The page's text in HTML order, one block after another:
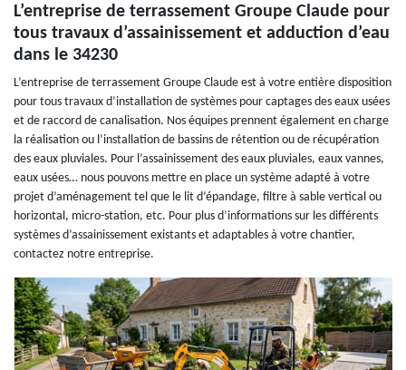
L’entreprise de terrassement Groupe Claude pour
tous travaux d’assainissement et adduction d’eau
dans le 34230
L’entreprise de terrassement Groupe Claude est à votre entière disposition
pour tous travaux d’installation de systèmes pour captages des eaux usées
et de raccord de canalisation. Nos équipes prennent également en charge
la réalisation ou l’installation de bassins de rétention ou de récupération
des eaux pluviales. Pour l’assainissement des eaux pluviales, eaux vannes,
eaux usées… nous pouvons mettre en place un système adapté à votre
projet d’aménagement tel que le lit d’épandage, filtre à sable vertical ou
horizontal, micro-station, etc. Pour plus d’informations sur les différents
systèmes d’assainissement existants et adaptables à votre chantier,
contactez notre entreprise.